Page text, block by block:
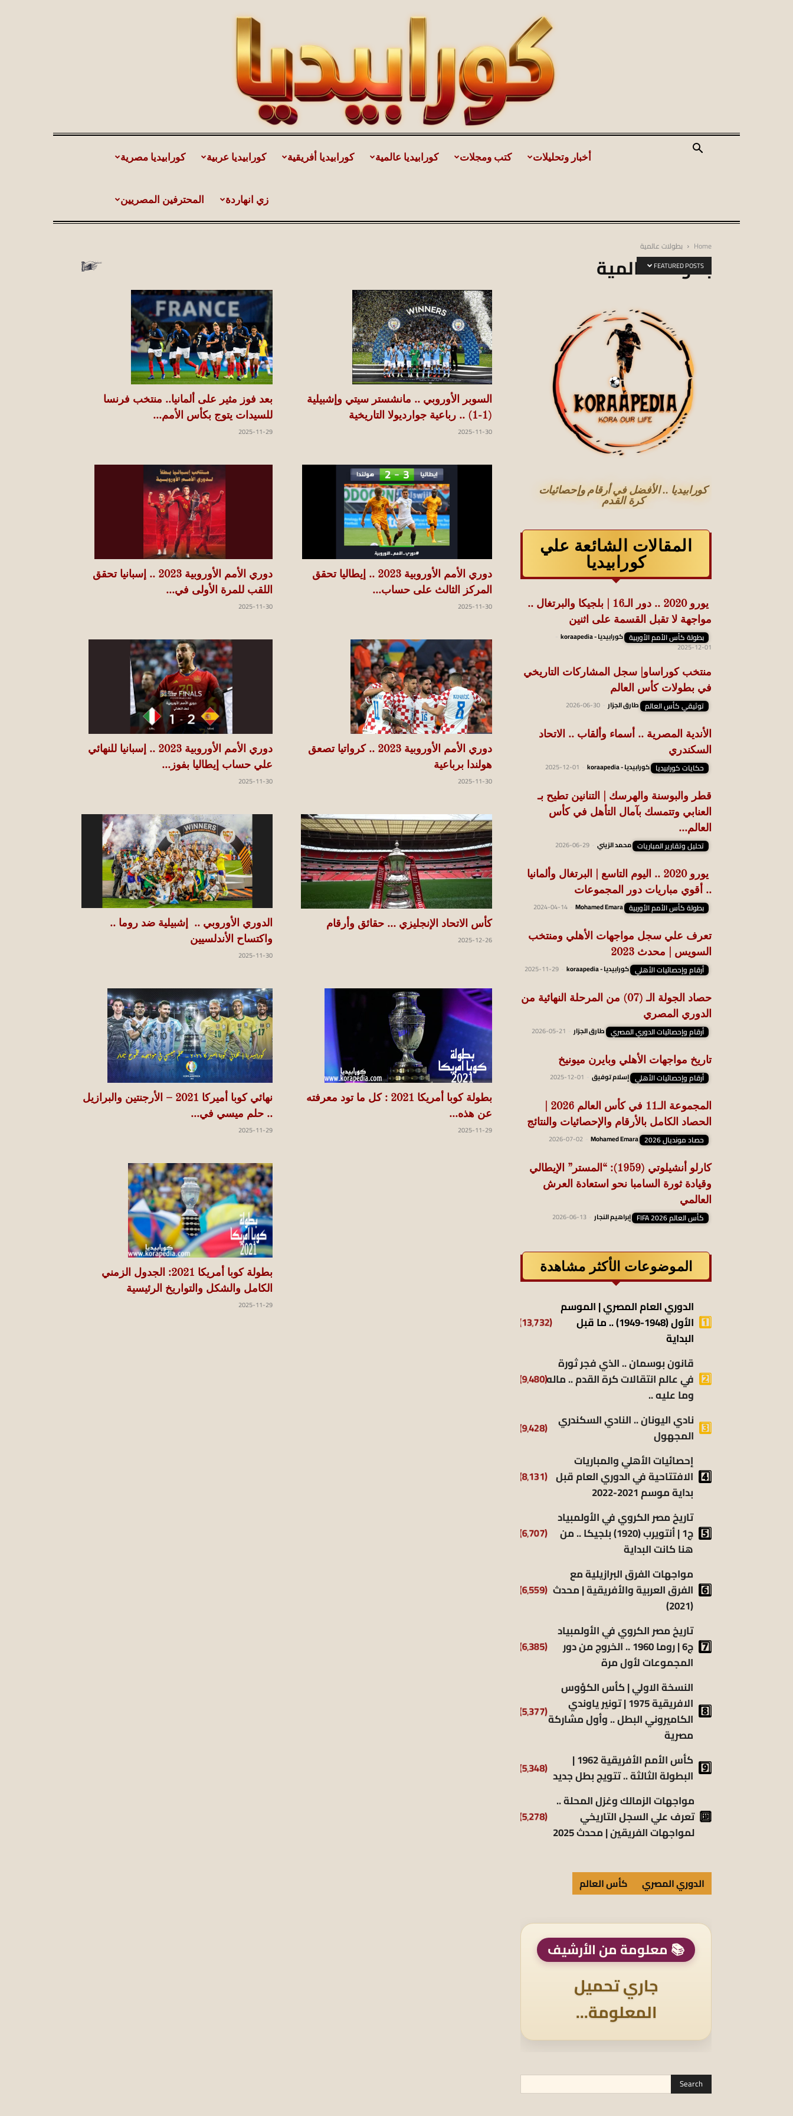
koraapedia
كورابيديا مصرية كورابيديا عربية كورابيديا أفريقية كورابيديا عالمية كتب ومجلات أخبار وتحليلات
المحترفين المصريين زي انهاردة
Home بطولات عالمية
بطولات عالمية
FEATURED POSTS
بعد فوز مثير على ألمانيا.. منتخب فرنسا
للسيدات يتوج بكأس الأمم...
2025-11-29
السوبر الأوروبي .. مانشستر سيتي وإشبيلية
(1-1) .. رباعية جوارديولا التاريخية
2025-11-30
دوري الأمم الأوروبية 2023 .. إسبانيا تحقق
اللقب للمرة الأولى في...
2025-11-30
دوري الأمم الأوروبية 2023 .. إيطاليا تحقق
المركز الثالث على حساب...
2025-11-30
دوري الأمم الأوروبية 2023 .. إسبانيا للنهائي
علي حساب إيطاليا بفوز...
2025-11-30
دوري الأمم الأوروبية 2023 .. كرواتيا تصعق
هولندا برباعية
2025-11-30
الدوري الأوروبي .. إشبيلية ضد روما ..
واكتساح الأندلسيين
2025-11-30
كأس الاتحاد الإنجليزي … حقائق وأرقام
2025-12-26
نهائي كوبا أميركا 2021 – الأرجنتين والبرازيل
.. حلم ميسي في...
2025-11-29
بطولة كوبا أمريكا 2021 : كل ما تود معرفته
عن هذه...
2025-11-29
بطولة كوبا أمريكا 2021: الجدول الزمني
الكامل والشكل والتواريخ الرئيسية
2025-11-29
كورابيديا .. الأفضل في أرقام وإحصائيات
كرة القدم
المقالات الشائعة علي
كورابيديا
يورو 2020 .. دور الـ16 | بلجيكا والبرتغال ..
مواجهة لا تقبل القسمة على اثنين
بطولة كأس الأمم الأوربية كورابيديا - koraapedia
2025-12-01
منتخب كوراساو| سجل المشاركات التاريخي
في بطولات كأس العالم
توثيقي كأس العالم طارق الجزار 2026-06-30
الأندية المصرية .. أسماء وألقاب .. الاتحاد
السكندري
حكايات كورابيديا كورابيديا - koraapedia 2025-12-01
قطر والبوسنة والهرسك | التنانين تطيح بـ
العنابي وتتمسك بآمال التأهل في كأس
العالم...
تحليل وتقارير المباريات محمد الزيني 2026-06-29
يورو 2020 .. اليوم التاسع | البرتغال وألمانيا
.. أقوي مباريات دور المجموعات
بطولة كأس الأمم الأوربية Mohamed Emara
2024-04-14
تعرف علي سجل مواجهات الأهلي ومنتخب
السويس | محدث 2023
أرقام وإحصائيات الأهلي كورابيديا - koraapedia 2025-11-29
حصاد الجولة الـ (07) من المرحلة النهائية من
الدوري المصري
أرقام وإحصائيات الدوري المصري طارق الجزار 2026-05-21
تاريخ مواجهات الأهلي وبايرن ميونيخ
أرقام وإحصائيات الأهلي إسلام توفيق 2025-12-01
الحصاد الكامل بالأرقام والإحصائيات والنتائج
حصاد مونديال 2026 Mohamed Emara
2026-07-02
كارلو أنشيلوتي (1959): “المستر” الإيطالي
وقيادة ثورة السامبا نحو استعادة العرش
العالمي
كأس العالم FIFA 2026 إبراهيم النجار 2026-06-13
الموضوعات الأكثر مشاهدة
الدوري العام المصري | الموسم
الأول (1948-1949) .. ما قبل
البداية
(13٬732)
قانون بوسمان .. الذي فجر ثورة
في عالم انتقالات كرة القدم .. ماله
وما عليه ..
(9٬480)
نادي اليونان .. النادي السكندري
المجهول
(9٬428)
إحصائيات الأهلي والمباريات
الافتتاحية في الدوري العام قبل
بداية موسم 2021-2022
(8٬131)
تاريخ مصر الكروي في الأولمبياد
ج1 | أنتويرب (1920) بلجيكا .. من
هنا كانت البداية
(6٬707)
مواجهات الفرق البرازيلية مع
الفرق العربية والأفريقية | محدث
(2021)
(6٬559)
تاريخ مصر الكروي في الأولمبياد
ج6 | روما 1960 .. الخروج من دور
المجموعات لأول مرة
(6٬385)
النسخة الاولي | كأس الكؤوس
الافريقية 1975 | تونير ياوندي
الكاميروني البطل .. وأول مشاركة
مصرية
(5٬377)
كأس الأمم الأفريقية 1962 |
البطولة الثالثة .. تتويج بطل جديد (5٬348)
مواجهات الزمالك وغزل المحلة ..
تعرف علي السجل التاريخي
لمواجهات الفريقين | محدث 2025
(5٬278)
الدوري المصري كأس العالم
📚 معلومة من الأرشيف
جاري تحميل
المعلومة...